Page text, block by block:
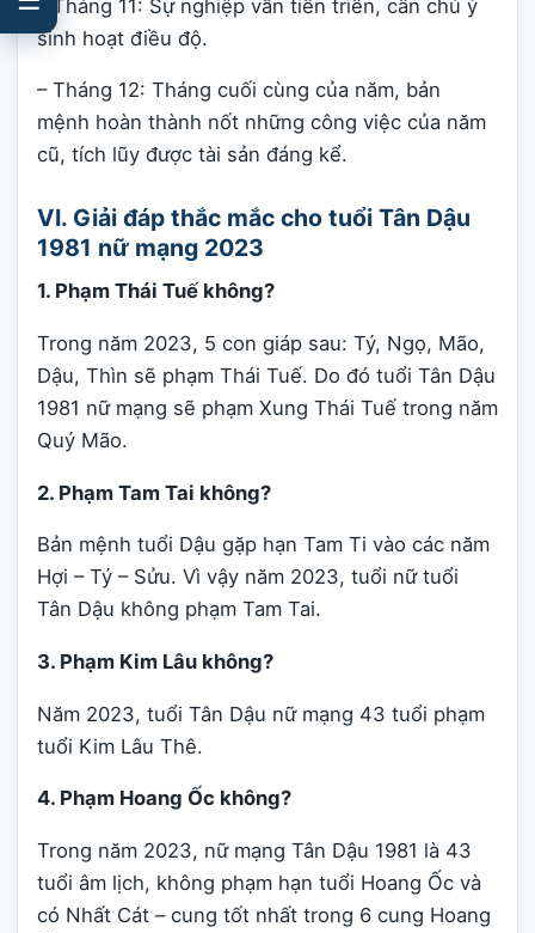
– Tháng 11: Sự nghiệp vẫn tiến triển, cần chú ý
sinh hoạt điều độ.
– Tháng 12: Tháng cuối cùng của năm, bản
mệnh hoàn thành nốt những công việc của năm
cũ, tích lũy được tài sản đáng kể.
VI. Giải đáp thắc mắc cho tuổi Tân Dậu
1981 nữ mạng 2023
1. Phạm Thái Tuế không?
Trong năm 2023, 5 con giáp sau: Tý, Ngọ, Mão,
Dậu, Thìn sẽ phạm Thái Tuế. Do đó tuổi Tân Dậu
1981 nữ mạng sẽ phạm Xung Thái Tuế trong năm
Quý Mão.
2. Phạm Tam Tai không?
Bản mệnh tuổi Dậu gặp hạn Tam Ti vào các năm
Hợi – Tý – Sửu. Vì vậy năm 2023, tuổi nữ tuổi
Tân Dậu không phạm Tam Tai.
3. Phạm Kim Lâu không?
Năm 2023, tuổi Tân Dậu nữ mạng 43 tuổi phạm
tuổi Kim Lâu Thê.
4. Phạm Hoang Ốc không?
Trong năm 2023, nữ mạng Tân Dậu 1981 là 43
tuổi âm lịch, không phạm hạn tuổi Hoang Ốc và
có Nhất Cát – cung tốt nhất trong 6 cung Hoang